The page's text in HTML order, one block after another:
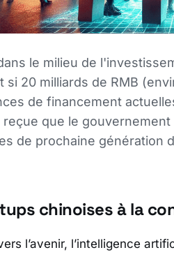
le milieu de
si 20 milliards de RMB
de financement
que le
de prochaine génération
chinoises à la
l’avenir, l’intelligence